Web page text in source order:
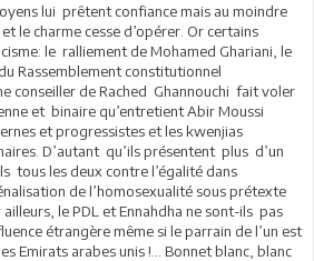
lui prêtent confiance mais au moindre
le charme cesse d’opérer. Or certains
le ralliement de Mohamed Ghariani, le
Rassemblement constitutionnel
conseiller de Rached Ghannouchi fait voler
et binaire qu’entretient Abir Moussi
et progressistes et les kwenjias
D’autant qu’ils présentent plus d’un
tous les deux contre l’égalité dans
de l’homosexualité sous prétexte
le PDL et Ennahdha ne sont-ils pas
étrangère même si le parrain de l’un est
Emirats arabes unis !... Bonnet blanc, blanc